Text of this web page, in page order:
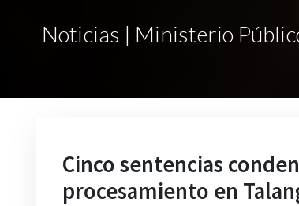
Noticias | Ministerio
Cinco sentencias
procesamiento en